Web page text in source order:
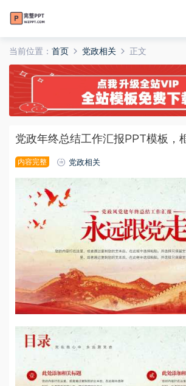
当前位置： 首页 党政相关 正文
党政年终总结工作汇报PPT模板，
内容完整 党政相关